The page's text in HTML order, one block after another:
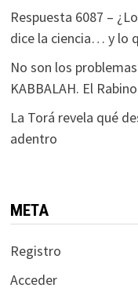
Respuesta 6087 –
dice la ciencia… y lo
No son los
KABBALAH. El
La Torá revela qué
adentro
META
Registro
Acceder